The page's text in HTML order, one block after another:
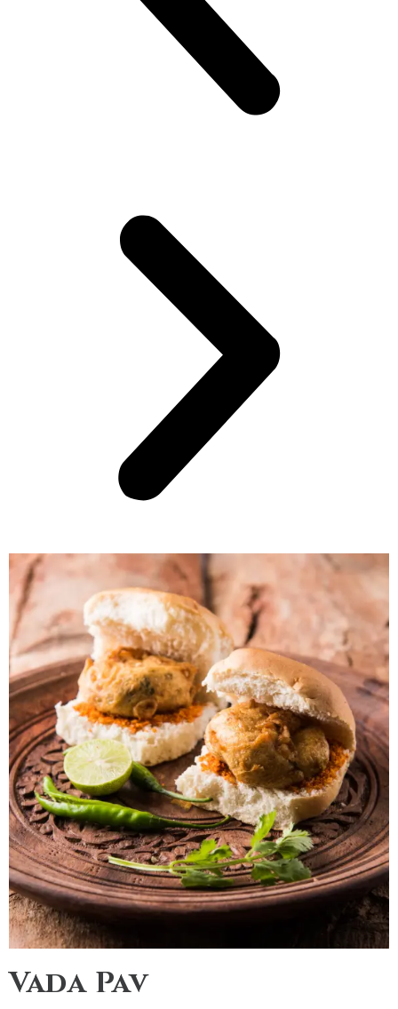
Vada Pav